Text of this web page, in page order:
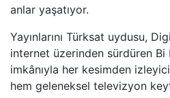
TV8,5
SöZCü TV
NTV
anlar yaşatıyor.
Yayınlarını Türksat uydusu,
internet üzerinden sürdüren Bi
imkânıyla her kesimden
hem geleneksel televizyon